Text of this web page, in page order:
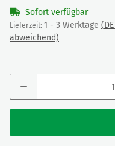
Sofort verfügbar
Lieferzeit: 1 - 3 Werktage
abweichend)